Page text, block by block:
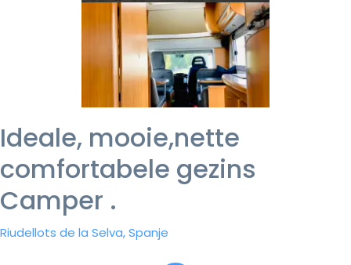
Ideale, mooie,nette
comfortabele gezins
Camper .
Riudellots de la Selva, Spanje